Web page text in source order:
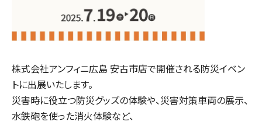
株式会社アンフィニ広島 安古市店で開催される防災イベン
トに出展いたします。
災害時に役立つ防災グッズの体験や、災害対策車両の展示、
水鉄砲を使った消火体験など、